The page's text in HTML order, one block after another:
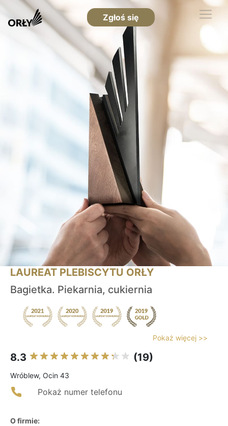
Zgłoś się
LAUREAT PLEBISCYTU ORŁY
Bagietka. Piekarnia, cukiernia
Pokaż więcej >>
8.3 (19)
Wróblew, Ocin 43
Pokaż numer telefonu
O firmie: